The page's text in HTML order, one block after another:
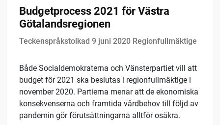
Budgetprocess 2021 för Västra
Götalandsregionen
Teckenspråkstolkad 9 juni 2020 Regionfullmäktige
Både Socialdemokraterna och Vänsterpartiet vill att
budget för 2021 ska beslutas i regionfullmäktige i
november 2020. Partierna menar att de ekonomiska
konsekvenserna och framtida vårdbehov till följd av
pandemin gör förutsättningarna alltför osäkra.